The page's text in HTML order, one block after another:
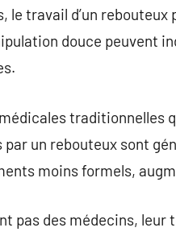
le travail d’un
douce peuvent
traditionnelles
par un rebouteux sont
moins formels,
pas des médecins,